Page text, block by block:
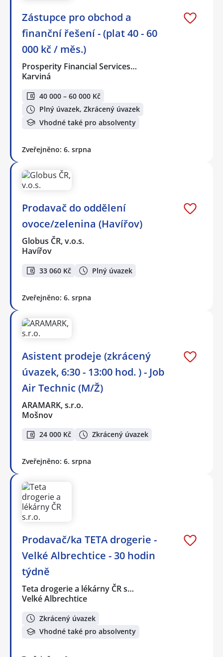
Zástupce pro obchod a
finanční řešení - (plat 40 - 60
000 kč / měs.)
Prosperity Financial Services…
Karviná
40 000 – 60 000 Kč
Plný úvazek, Zkrácený úvazek
Vhodné také pro absolventy
Zveřejněno: 6. srpna
Prodavač do oddělení
ovoce/zelenina (Havířov)
Globus ČR, v.o.s.
Havířov
33 060 Kč Plný úvazek
Zveřejněno: 6. srpna
Asistent prodeje (zkrácený
úvazek, 6:30 - 13:00 hod. ) - Job
Air Technic (M/Ž)
ARAMARK, s.r.o.
Mošnov
24 000 Kč Zkrácený úvazek
Zveřejněno: 6. srpna
Prodavač/ka TETA drogerie -
Velké Albrechtice - 30 hodin
týdně
Teta drogerie a lékárny ČR s…
Velké Albrechtice
Zkrácený úvazek
Vhodné také pro absolventy